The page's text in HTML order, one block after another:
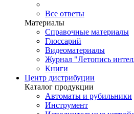
Все ответы
Материалы
Справочные материалы
Глоссарий
Видеоматериалы
Журнал "Летопись
Книги
Центр дистрибуции
Каталог продукции
Автоматы и рубильники
Инструмент